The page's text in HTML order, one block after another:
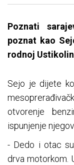
Poznati
poznat kao
rodnoj
Sejo je dijete
otvorenje
ispunjenje
- Dedo i otac
drva motorkom.